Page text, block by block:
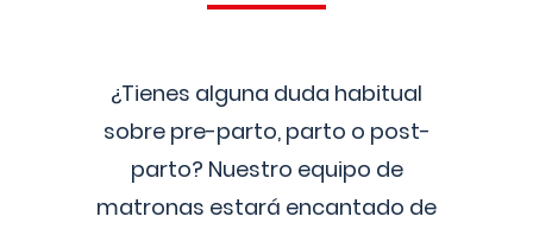
¿Tienes alguna duda habitual
sobre pre-parto, parto o post-
parto? Nuestro equipo de
matronas estará encantado de